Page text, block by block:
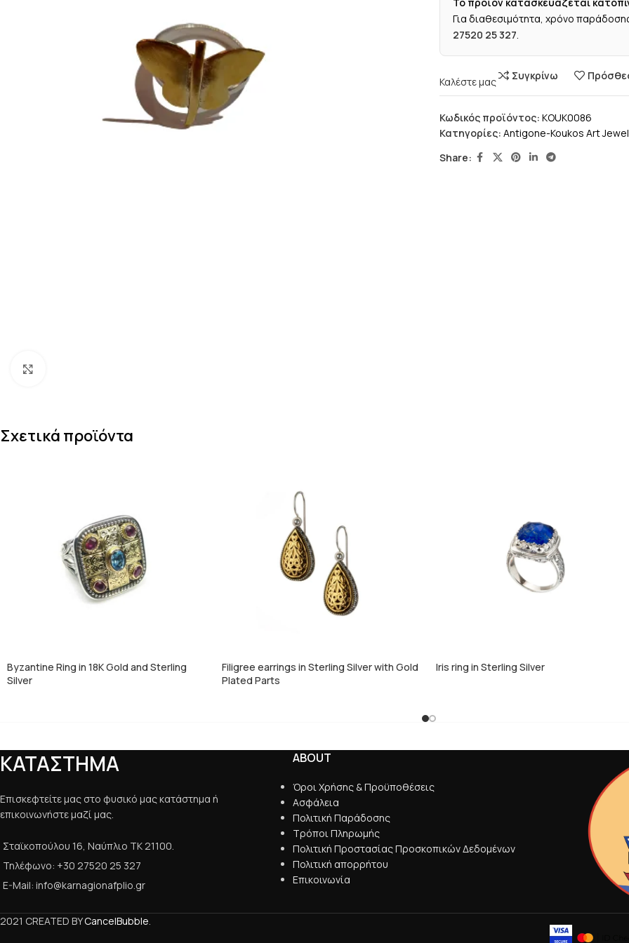
Για διαθεσιμότητα, χρόνο
27520 25 327.
Καλέστε μας Συγκρίνω
Κωδικός προϊόντος: KOUK0086
Κατηγορίες: Antigone-Koukos Art
Share:
Σχετικά προϊόντα
Byzantine Ring in 18K Gold and Sterling
Silver
Filigree earrings in Sterling Silver with Gold
Plated Parts
Iris ring in Sterling Silver
ΚΑΤΑΣΤΗΜΑ
Επισκεφτείτε μας στο φυσικό μας κατάστημα ή
επικοινωνήστε μαζί μας.
Σταϊκοπούλου 16, Ναύπλιο ΤΚ 21100.
Τηλέφωνο: +30 27520 25 327
E-Mail: info@karnagionafplio.gr
ABOUT
Όροι Χρήσης & Προϋποθέσεις
Ασφάλεια
Πολιτική Παράδοσης
Τρόποι Πληρωμής
Πολιτική Προστασίας Προσκοπικών Δεδομένων
Πολιτική απορρήτου
Επικοινωνία
2021 CREATED BYCancelBubble